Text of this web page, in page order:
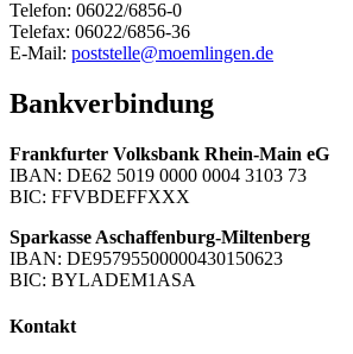
Telefon: 06022/6856-0
Telefax: 06022/6856-36
E-Mail: poststelle@moemlingen.de
Bankverbindung
Frankfurter Volksbank Rhein-Main eG
IBAN: DE62 5019 0000 0004 3103 73
BIC: FFVBDEFFXXX
Sparkasse Aschaffenburg-Miltenberg
IBAN: DE95795500000430150623
BIC: BYLADEM1ASA
Kontakt